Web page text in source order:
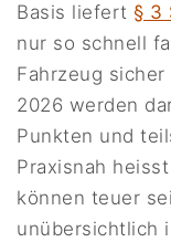
Basis liefert § 3
nur so schnell
Fahrzeug
2026 werden
Punkten und
Praxisnah
können teuer
unübersichtlich